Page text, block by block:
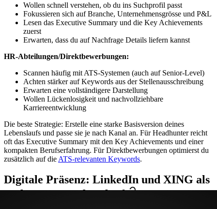
Wollen schnell verstehen, ob du ins Suchprofil passt
Fokussieren sich auf Branche, Unternehmensgrösse und P&L
Lesen das Executive Summary und die Key Achievements
zuerst
Erwarten, dass du auf Nachfrage Details liefern kannst
HR-Abteilungen/Direktbewerbungen:
Scannen häufig mit ATS-Systemen (auch auf Senior-Level)
Achten stärker auf Keywords aus der Stellenausschreibung
Erwarten eine vollständigere Darstellung
Wollen Lückenlosigkeit und nachvollziehbare
Karriereentwicklung
Die beste Strategie: Erstelle eine starke Basisversion deines
Lebenslaufs und passe sie je nach Kanal an. Für Headhunter reicht
oft das Executive Summary mit den Key Achievements und einer
kompakten Berufserfahrung. Für Direktbewerbungen optimierst du
zusätzlich auf die ATS-relevanten Keywords.
Digitale Präsenz: LinkedIn und XING als
verlängerter Lebenslauf